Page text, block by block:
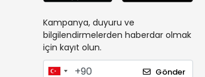
Kampanya, duyuru ve
bilgilendirmelerden haberdar olmak
için kayıt olun.
Gönder